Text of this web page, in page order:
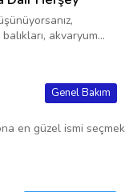
akvaryum...
Genel Bakım
en güzel ismi seçmek